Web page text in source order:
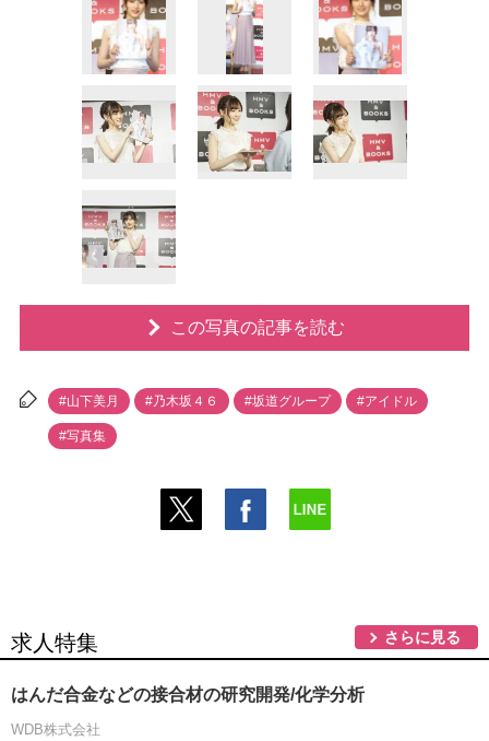
この写真の記事を読む
#山下美月 #乃木坂４６ #坂道グループ #アイドル
#写真集
求人特集 さらに見る
はんだ合金などの接合材の研究開発/化学分析
WDB株式会社